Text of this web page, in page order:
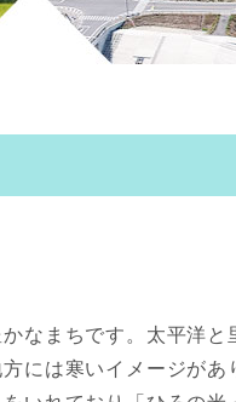
なまちです。太平洋
には寒いイメージが